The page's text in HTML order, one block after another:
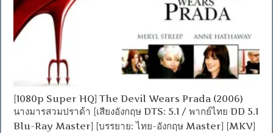
[1080p Super HQ] The Devil Wears Prada (2006)
นางมารสวมปราด้า [เสียงอังกฤษ DTS: 5.1 / พากย์ไทย DD 5.1
Blu-Ray Master] [บรรยาย: ไทย-อังกฤษ Master] [MKV]